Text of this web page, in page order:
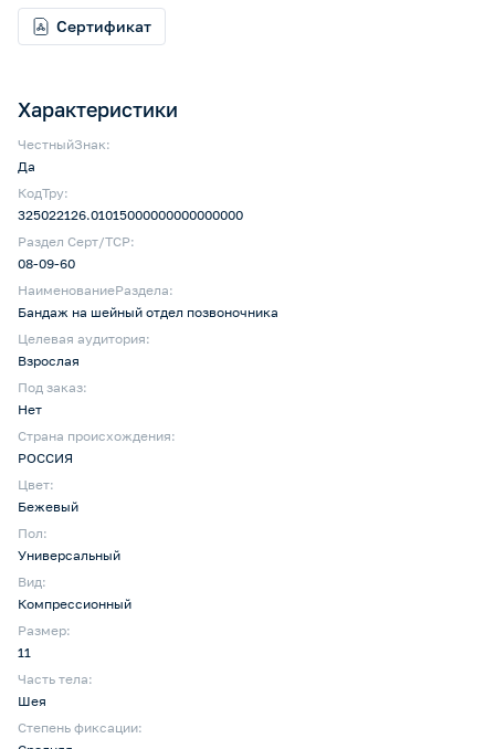
Характеристики
ЧестныйЗнак:
Да
КодТру:
325022126.01015000000000000000
Раздел Серт/ТСР:
08-09-60
НаименованиеРаздела:
Бандаж на шейный отдел позвоночника
Целевая аудитория:
Взрослая
Под заказ:
Нет
Страна происхождения:
РОССИЯ
Цвет:
Бежевый
Пол:
Универсальный
Вид:
Компрессионный
Размер:
11
Часть тела:
Шея
Степень фиксации:
Сертификат